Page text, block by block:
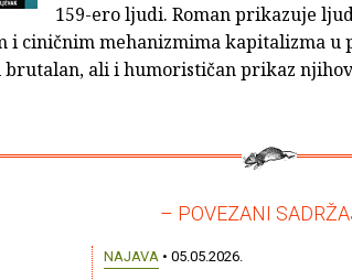
159-ero ljudi. Roman prikazuje
i ciničnim mehanizmima kapitalizma u
brutalan, ali i humorističan prikaz
– POVEZANI
NAJAVA • 05.05.2026.